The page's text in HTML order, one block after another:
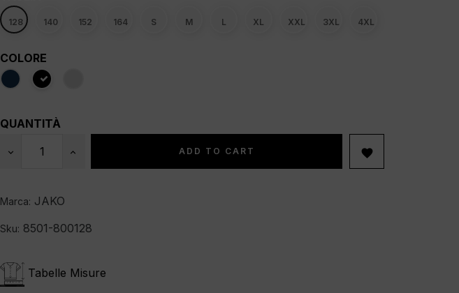
128 140 152 164 S M L XL XXL 3XL 4XL
COLORE
QUANTITÀ
ADD TO CART 
Marca: JAKO
Sku: 8501-800128
Tabelle Misure